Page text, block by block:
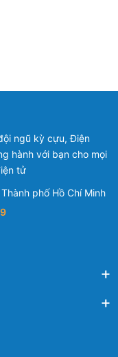
ngũ kỳ cựu, Điện
hành với bạn cho mọi
tử
phố Hồ Chí Minh